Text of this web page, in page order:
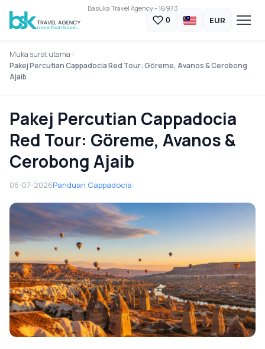
Basuka Travel Agency - 16973
0 EUR
Muka surat utama
Pakej Percutian Cappadocia Red Tour: Göreme, Avanos & Cerobong
Ajaib
Pakej Percutian Cappadocia
Red Tour: Göreme, Avanos &
Cerobong Ajaib
06-07-2026Panduan Cappadocia